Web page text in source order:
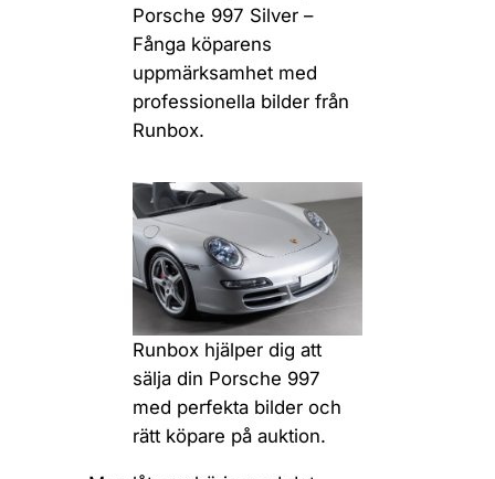
Porsche 997 Silver –
Fånga köparens
uppmärksamhet med
professionella bilder från
Runbox.
Runbox hjälper dig att
sälja din Porsche 997
med perfekta bilder och
rätt köpare på auktion.